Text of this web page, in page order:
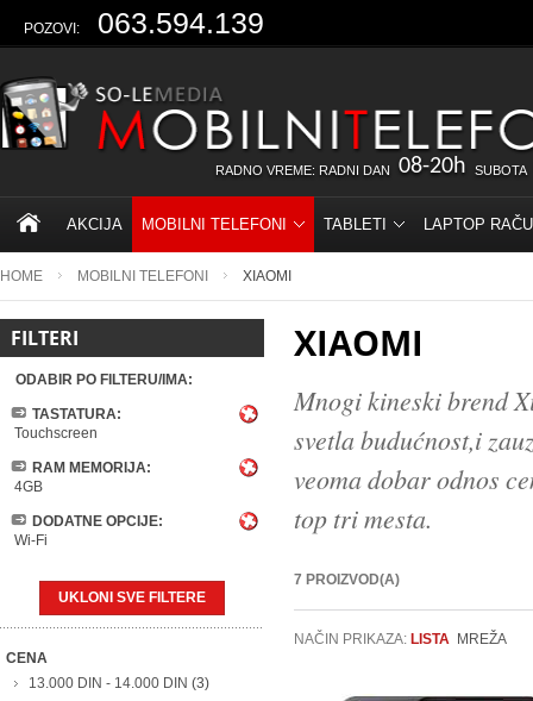
POZOVI: 063.594.139
RADNO VREME: RADNI DAN 08-20h SUBOTA
AKCIJA MOBILNI TELEFONI TABLETI LAPTOP
HOME MOBILNI TELEFONI XIAOMI
FILTERI
ODABIR PO FILTERU/IMA:
TASTATURA:
Touchscreen
RAM MEMORIJA:
4GB
DODATNE OPCIJE:
Wi-Fi
UKLONI SVE FILTERE
CENA
13.000 DIN - 14.000 DIN (3)
XIAOMI
Mnogi kineski brend
svetla budućnost,i
veoma dobar odnos
top tri mesta.
7 PROIZVOD(A)
NAČIN PRIKAZA: LISTA MREŽA